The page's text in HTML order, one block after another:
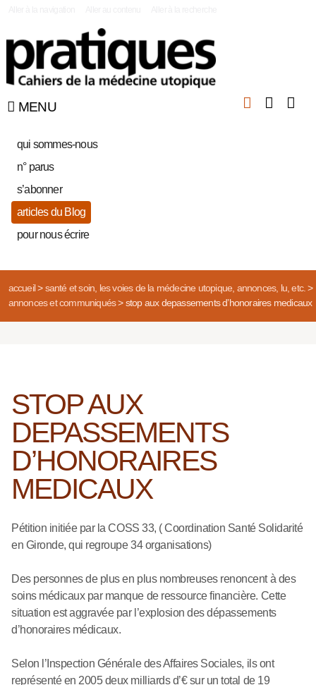
MENU
qui sommes-nous
n° parus
s’abonner
articles du Blog
pour nous écrire
accueil> santé et soin, les voies de la médecine utopique, annonces, lu, etc.>
annonces et communiqués> stop aux depassements d’honoraires medicaux
STOP AUX
DEPASSEMENTS
D’HONORAIRES
MEDICAUX
Pétition initiée par la COSS 33, ( Coordination Santé Solidarité
en Gironde, qui regroupe 34 organisations)
Des personnes de plus en plus nombreuses renoncent à des
soins médicaux par manque de ressource financière. Cette
situation est aggravée par l’explosion des dépassements
d’honoraires médicaux.
Selon l’Inspection Générale des Affaires Sociales, ils ont
représenté en 2005 deux milliards d’€ sur un total de 19